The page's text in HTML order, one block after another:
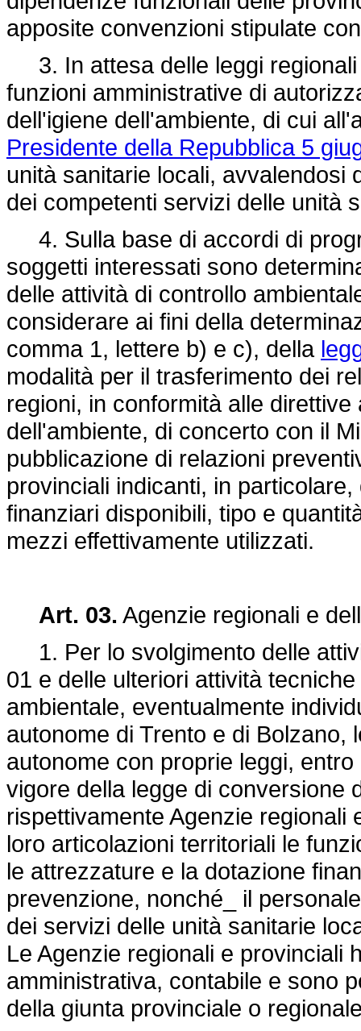
apposite convenzioni stipulate
3. In attesa delle leggi regionali
funzioni amministrative di
dell'igiene dell'ambiente, di cui
Presidente della Repubblica 5
unità sanitarie locali, avvalendosi
dei competenti servizi delle unità
4. Sulla base di accordi di
soggetti interessati sono
delle attività di controllo
considerare ai fini della
comma 1, lettere b) e c), della
modalità per il trasferimento dei
regioni, in conformità alle
dell'ambiente, di concerto con il
pubblicazione di relazioni
provinciali indicanti, in
finanziari disponibili, tipo e
mezzi effettivamente utilizzati.
Art. 03. Agenzie regionali e
1. Per lo svolgimento delle
01 e delle ulteriori attività
ambientale, eventualmente
autonome di Trento e di Bolzano,
autonome con proprie leggi,
vigore della legge di conversione
rispettivamente Agenzie
loro articolazioni territoriali le
le attrezzature e la dotazione
prevenzione, nonché_ il
dei servizi delle unità sanitarie
Le Agenzie regionali e provinciali
amministrativa, contabile e sono
della giunta provinciale o